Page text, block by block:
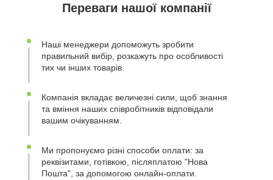
Переваги нашої компанії
Наші менеджери допоможуть зробити
правильний вибір, розкажуть про особливості
тих чи інших товарів.
Компанія вкладає величезні сили, щоб знання
та вміння наших співробітників відповідали
вашим очікуванням.
Ми пропонуємо різні способи оплати: за
реквізитами, готівкою, післяплатою "Нова
Пошта", за допомогою онлайн-оплати.